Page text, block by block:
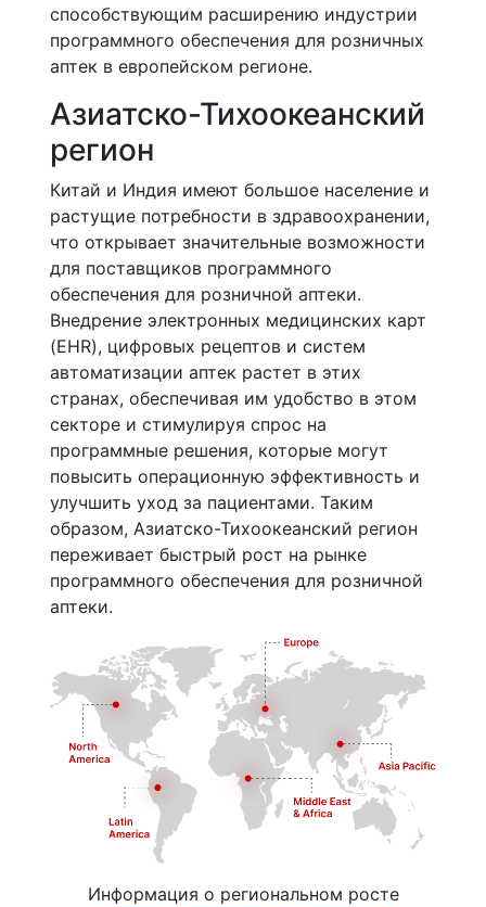
способствующим расширению индустрии
программного обеспечения для розничных
аптек в европейском регионе.
Азиатско-Тихоокеанский
регион
Китай и Индия имеют большое население и
растущие потребности в здравоохранении,
что открывает значительные возможности
для поставщиков программного
обеспечения для розничной аптеки.
Внедрение электронных медицинских карт
(EHR), цифровых рецептов и систем
автоматизации аптек растет в этих
странах, обеспечивая им удобство в этом
секторе и стимулируя спрос на
программные решения, которые могут
повысить операционную эффективность и
улучшить уход за пациентами. Таким
образом, Азиатско-Тихоокеанский регион
переживает быстрый рост на рынке
программного обеспечения для розничной
аптеки.
Информация о региональном росте